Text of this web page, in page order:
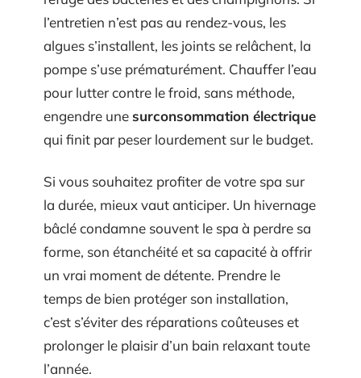
l’entretien n’est pas au rendez-vous, les
algues s’installent, les joints se relâchent, la
pompe s’use prématurément. Chauffer l’eau
pour lutter contre le froid, sans méthode,
engendre unesurconsommation électrique
qui finit par peser lourdement sur le budget.
Si vous souhaitez profiter de votre spa sur
la durée, mieux vaut anticiper. Un hivernage
bâclé condamne souvent le spa à perdre sa
forme, son étanchéité et sa capacité à offrir
un vrai moment de détente. Prendre le
temps de bien protéger son installation,
c’est s’éviter des réparations coûteuses et
prolonger le plaisir d’un bain relaxant toute
l’année.